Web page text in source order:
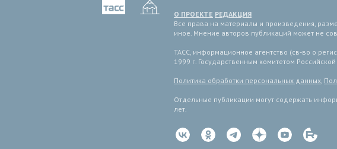
О ПРОЕКТЕ РЕДАКЦИЯ
Все права на материалы и произведения,
иное. Мнение авторов публикаций может не
ТАСС, информационное агентство (св-во о
1999 г. Государственным комитетом
Политика обработки персональных данных,
Отдельные публикации могут содержать
лет.